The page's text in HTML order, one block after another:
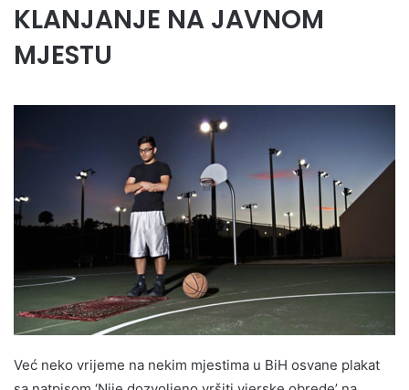
KLANJANJE NA JAVNOM
MJESTU
Već neko vrijeme na nekim mjestima u BiH osvane plakat